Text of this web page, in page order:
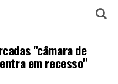
"câmara de
em recesso"